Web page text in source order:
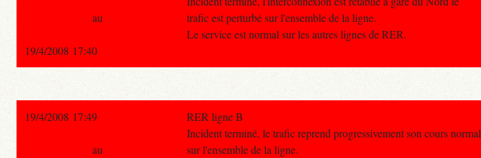
trafic est perturbé sur l'ensemble de la ligne.
Le service est normal sur les autres lignes de RER.
au
19/4/2008 17:40
19/4/2008 17:49
RER ligne B
Incident terminé, le trafic reprend progressivement son cours normal
sur l'ensemble de la ligne.
au